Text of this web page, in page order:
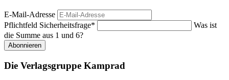
E-Mail-Adresse
Pflichtfeld Sicherheitsfrage*
Was ist
die Summe aus 1 und 6?
Abonnieren
Die Verlagsgruppe Kamprad